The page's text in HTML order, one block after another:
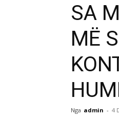
SA
MË
Nga admin - 4